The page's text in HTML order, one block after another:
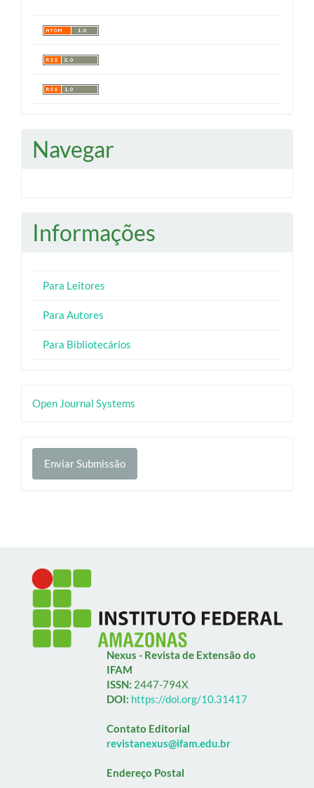
Navegar
Informações
Para Leitores
Para Autores
Para Bibliotecários
Desenvolvido
Open Journal Systems
Enviar
Submissão
Enviar Submissão
Nexus - Revista de Extensão do
IFAM
ISSN: 2447-794X
DOI: https://doi.org/10.31417
Contato Editorial
revistanexus@ifam.edu.br
Endereço Postal